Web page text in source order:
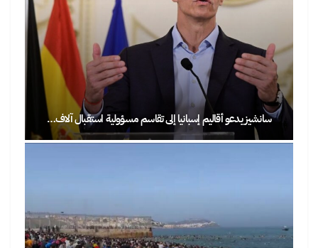
سانشيز يدعو أقاليم إسبانيا إلى تقاسم مسؤولية استقبال آلاف…